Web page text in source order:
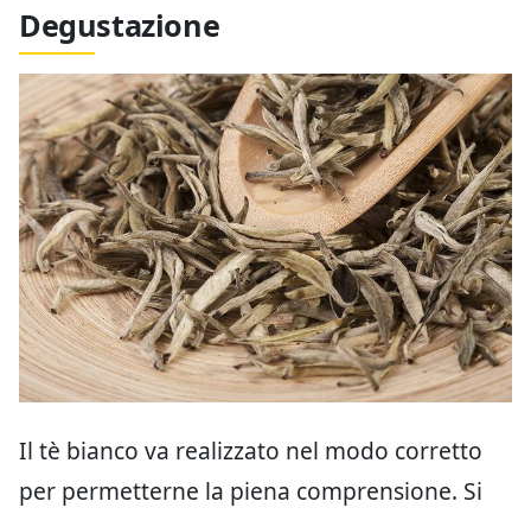
Degustazione
Il tè bianco va realizzato nel modo corretto
per permetterne la piena comprensione. Si